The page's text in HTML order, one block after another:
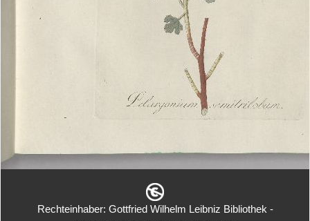
Rechteinhaber: Gottfried Wilhelm Leibniz Bibliothek -